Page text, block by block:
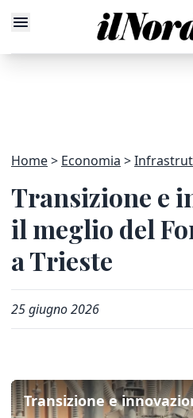
Home Economia
Transizione e
il meglio del
a Trieste
25 giugno 2026